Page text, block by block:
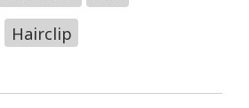
Hairclip